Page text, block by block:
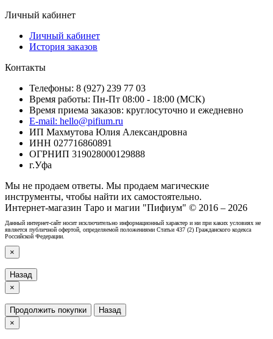
Личный кабинет
Личный кабинет
История заказов
Контакты
Телефоны: 8 (927) 239 77 03
Время работы: Пн-Пт 08:00 - 18:00 (МСК)
Время приема заказов: круглосуточно и ежедневно
E-mail: hello@pifium.ru
ИП Махмутова Юлия Александровна
ИНН 027716860891
ОГРНИП 319028000129888
г.Уфа
Мы не продаем ответы. Мы продаем магические
инструменты, чтобы найти их самостоятельно.
Интернет-магазин Таро и магии "Пифиум" © 2016 – 2026
Данный интернет-сайт носит исключительно информационный характер и ни при каких условиях не
является публичной офертой, определяемой положениями Статьи 437 (2) Гражданского кодекса
Российской Федерации.
×
Назад
×
Продолжить покупки
Назад
×